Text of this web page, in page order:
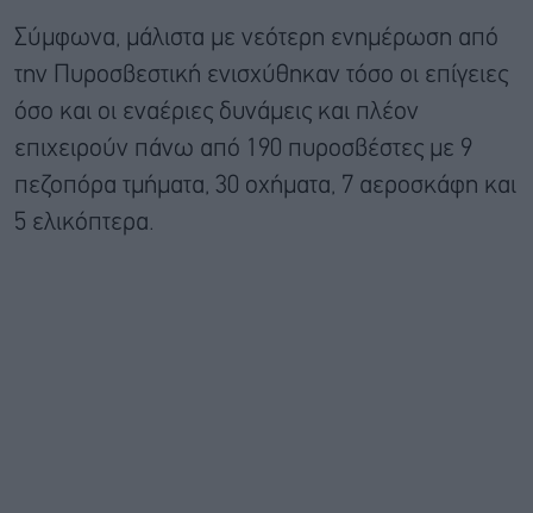
Σύμφωνα, μάλιστα με νεότερη ενημέρωση από
την Πυροσβεστική ενισχύθηκαν τόσο οι επίγειες
όσο και οι εναέριες δυνάμεις και πλέον
επιχειρούν πάνω από 190 πυροσβέστες με 9
πεζοπόρα τμήματα, 30 οχήματα, 7 αεροσκάφη και
5 ελικόπτερα.